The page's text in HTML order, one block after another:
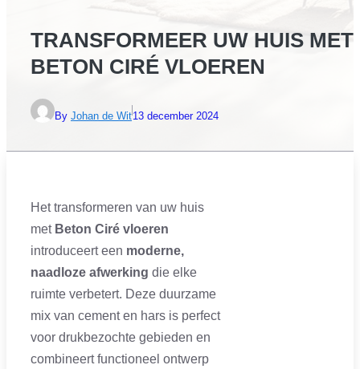
TRANSFORMEER UW HUIS MET
BETON CIRÉ VLOEREN
By Johan de Wit13 december 2024
Het transformeren van uw huis
met Beton Ciré vloeren
introduceert een moderne,
naadloze afwerking die elke
ruimte verbetert. Deze duurzame
mix van cement en hars is perfect
voor drukbezochte gebieden en
combineert functioneel ontwerp